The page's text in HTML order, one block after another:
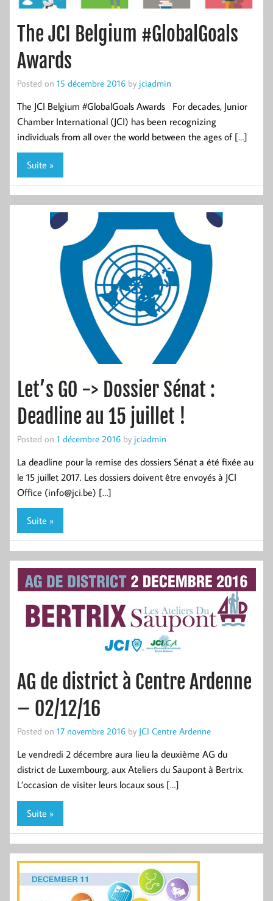
The JCI Belgium #GlobalGoals
Awards
Posted on 15 décembre 2016 by jciadmin
The JCI Belgium #GlobalGoals Awards For decades, Junior
Chamber International (JCI) has been recognizing
individuals from all over the world between the ages of […]
Suite »
Let’s GO -> Dossier Sénat :
Deadline au 15 juillet !
Posted on 1 décembre 2016 by jciadmin
La deadline pour la remise des dossiers Sénat a été fixée au
le 15 juillet 2017. Les dossiers doivent être envoyés à JCI
Office (info@jci.be) […]
Suite »
AG de district à Centre Ardenne
– 02/12/16
Posted on 17 novembre 2016 by JCI Centre Ardenne
Le vendredi 2 décembre aura lieu la deuxième AG du
district de Luxembourg, aux Ateliers du Saupont à Bertrix.
L’occasion de visiter leurs locaux sous […]
Suite »